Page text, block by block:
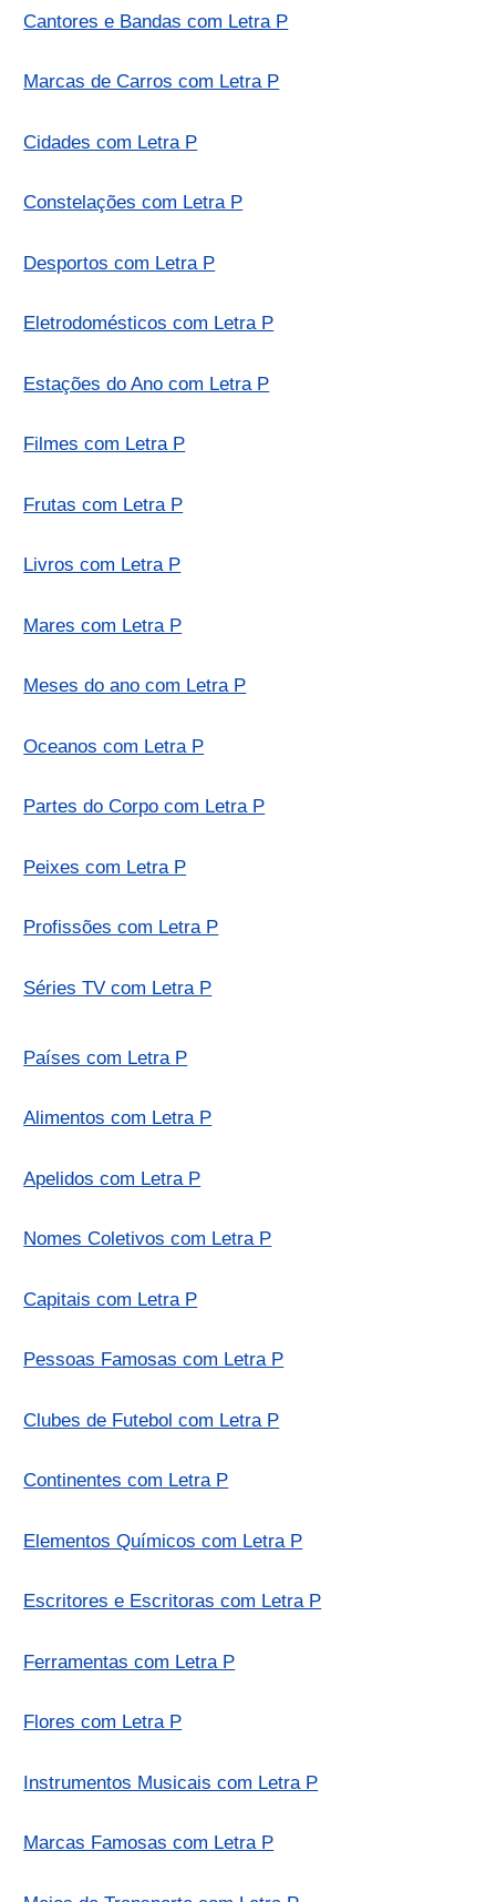
Cantores e Bandas com Letra P
Marcas de Carros com Letra P
Cidades com Letra P
Constelações com Letra P
Desportos com Letra P
Eletrodomésticos com Letra P
Estações do Ano com Letra P
Filmes com Letra P
Frutas com Letra P
Livros com Letra P
Mares com Letra P
Meses do ano com Letra P
Oceanos com Letra P
Partes do Corpo com Letra P
Peixes com Letra P
Profissões com Letra P
Séries TV com Letra P
Países com Letra P
Alimentos com Letra P
Apelidos com Letra P
Nomes Coletivos com Letra P
Capitais com Letra P
Pessoas Famosas com Letra P
Clubes de Futebol com Letra P
Continentes com Letra P
Elementos Químicos com Letra P
Escritores e Escritoras com Letra P
Ferramentas com Letra P
Flores com Letra P
Instrumentos Musicais com Letra P
Marcas Famosas com Letra P